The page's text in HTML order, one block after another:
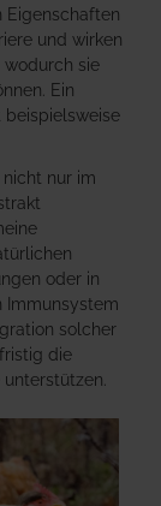
Eigenschaften
und wirken
wodurch sie
Ein
beispielsweise
nur im
oder in
Immunsystem
solcher
die